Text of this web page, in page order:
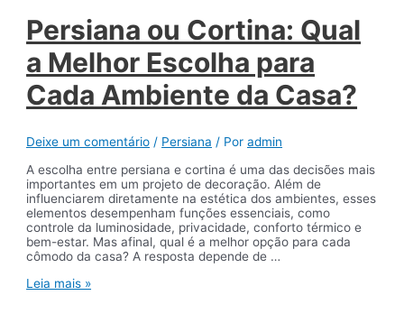
para
Salas,
Quartos
e
Escritórios
Persiana ou Cortina: Qual
a Melhor Escolha para
Cada Ambiente da Casa?
Deixe um comentário / Persiana / Poradmin
A escolha entre persiana e cortina é uma das decisões mais
importantes em um projeto de decoração. Além de
influenciarem diretamente na estética dos ambientes, esses
elementos desempenham funções essenciais, como
controle da luminosidade, privacidade, conforto térmico e
bem-estar. Mas afinal, qual é a melhor opção para cada
cômodo da casa? A resposta depende de …
Persiana
Leia mais »